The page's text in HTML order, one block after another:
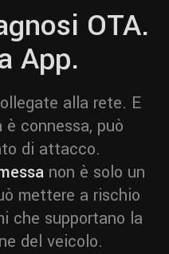
OTA.
App.
alla rete. E
connessa, può
di attacco.
non è solo un
mettere a rischio
che supportano la
del veicolo.